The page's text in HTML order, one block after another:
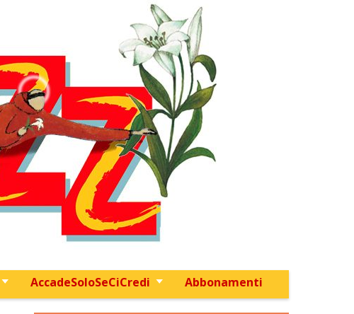
AccadeSoloSeCiCredi Abbonamenti